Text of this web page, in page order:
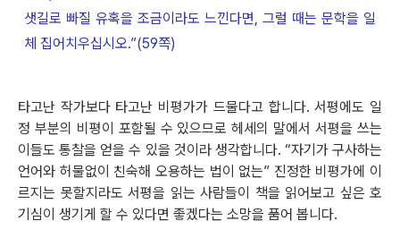
샛길로 빠질 유혹을 조금이라도 느낀다면, 그럴 때는 문학을 일
체 집어치우십시오.”(59쪽)
타고난 작가보다 타고난 비평가가 드물다고 합니다. 서평에도 일
정 부분의 비평이 포함될 수 있으므로 헤세의 말에서 서평을 쓰는
이들도 통찰을 얻을 수 있을 것이라 생각합니다. “자기가 구사하는
언어와 허물없이 친숙해 오용하는 법이 없는” 진정한 비평가에 이
르지는 못할지라도 서평을 읽는 사람들이 책을 읽어보고 싶은 호
기심이 생기게 할 수 있다면 좋겠다는 소망을 품어 봅니다.